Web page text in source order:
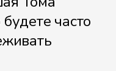
часто